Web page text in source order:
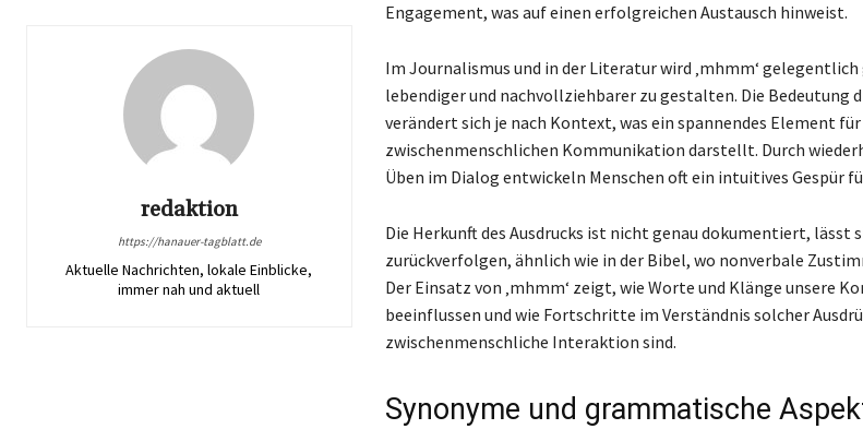
redaktion
https://hanauer-tagblatt.de
Aktuelle Nachrichten, lokale Einblicke,
immer nah und aktuell
Engagement, was auf einen erfolgreichen Austausch hinweist.
Im Journalismus und in der Literatur wird ‚mhmm‘
lebendiger und nachvollziehbarer zu gestalten. Die Bedeutung
verändert sich je nach Kontext, was ein spannendes Element
zwischenmenschlichen Kommunikation darstellt. Durch
Üben im Dialog entwickeln Menschen oft ein intuitives Gespür
Die Herkunft des Ausdrucks ist nicht genau dokumentiert, lässt
zurückverfolgen, ähnlich wie in der Bibel, wo nonverbale
Der Einsatz von ‚mhmm‘ zeigt, wie Worte und Klänge unsere
beeinflussen und wie Fortschritte im Verständnis solcher
zwischenmenschliche Interaktion sind.
Synonyme und grammatische